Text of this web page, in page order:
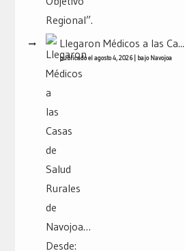
Llegaron Médicos a las Ca...
publicado el agosto 4, 2026| bajoNavojoa